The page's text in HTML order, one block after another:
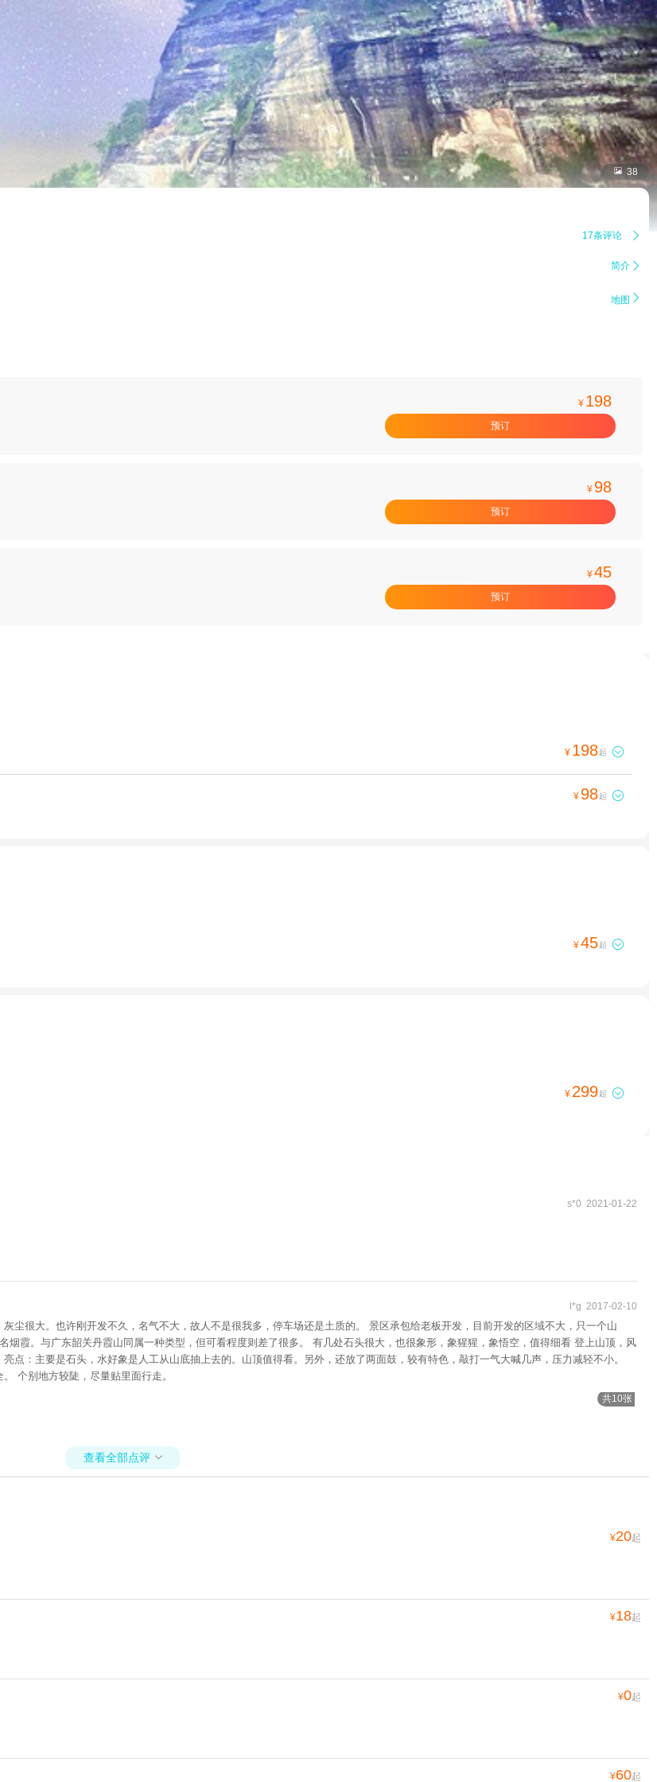
 38
17条评论 
简介 
地图 
¥ 198
预订
¥ 98
预订
¥45
预订
¥ 198起 
¥ 98起 
¥45起 
¥ 299起 
s*0 2021-01-22
l*g 2017-02-10
尘很大。也许刚开发不久，名气不大，故人不是很我多，停车场还是土质的。 景区承包给老板开发，目前开发的区域不大，只一个山
霞。与广东韶关丹霞山同属一种类型，但可看程度则差了很多。 有几处石头很大，也很象形，象猩猩，象悟空，值得细看 登上山顶，风
点：主要是石头，水好象是人工从山底抽上去的。山顶值得看。另外，还放了两面鼓，较有特色，敲打一气大喊几声，压力减轻不小。
个别地方较陡，尽量贴里面行走。
共10张
查看全部点评 
¥20起
¥18起
¥0起
¥60起